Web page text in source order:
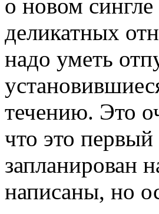
о новом
деликатных
надо уметь
течению. Это
что это
запланирован
написаны, но